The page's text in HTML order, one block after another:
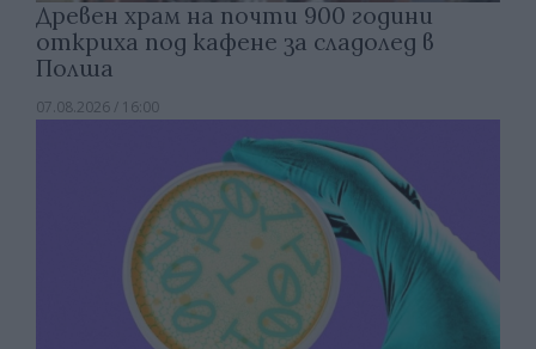
Древен храм на почти 900 години
откриха под кафене за сладолед в
Полша
07.08.2026 / 16:00